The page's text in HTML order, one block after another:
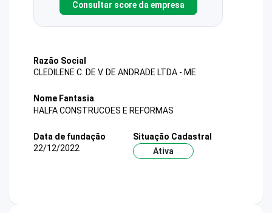
Consultar score da empresa
Razão Social
CLEDILENE C. DE V. DE ANDRADE LTDA - ME
Nome Fantasia
HALFA CONSTRUCOES E REFORMAS
Data de fundação
22/12/2022
Situação Cadastral
Ativa